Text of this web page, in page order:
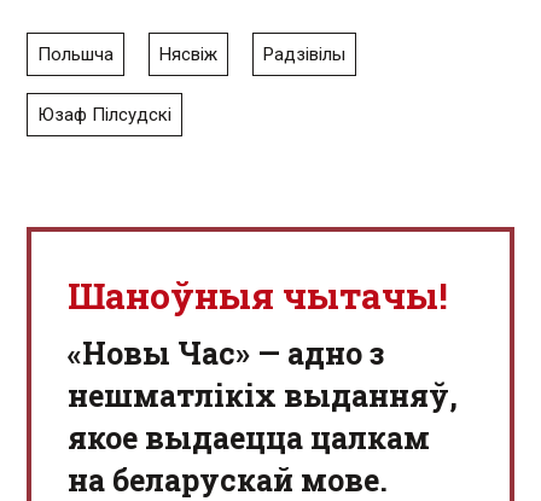
Польшча Нясвіж Радзівілы
Юзаф Пілсудскі
Шаноўныя чытачы!
«Новы Час» — адно з
нешматлікіх выданняў,
якое выдаецца цалкам
на беларускай мове.